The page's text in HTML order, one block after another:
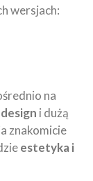
wersjach:
na
i dużą
znakomicie
estetyka i